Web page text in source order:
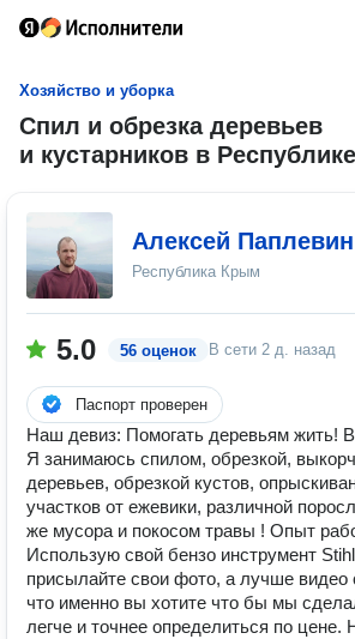
Хозяйство и уборка
Спил и обрезка деревьев
и кустарников в
Алексей Паплевин
Республика Крым
5.0 56 оценок В сети 2 д. назад
Паспорт проверен
Наш девиз: Помогать деревьям жить!
Я занимаюсь спилом, обрезкой,
деревьев, обрезкой кустов,
участков от ежевики, различной
же мусора и покосом травы ! Опыт
Использую свой бензо инструмент
присылайте свои фото, а лучше видео
что именно вы хотите что бы мы
легче и точнее определиться по цене.